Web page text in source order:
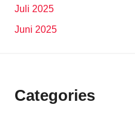
Juli 2025
Juni 2025
Categories